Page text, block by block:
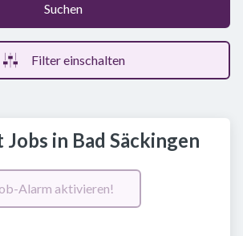
Suchen
Filter einschalten
in Bad Säckingen
Alarm aktivieren!